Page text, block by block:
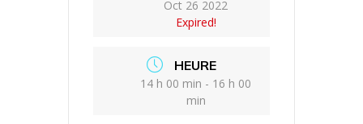
Oct 26 2022
Expired!
HEURE
14 h 00 min - 16 h 00
min